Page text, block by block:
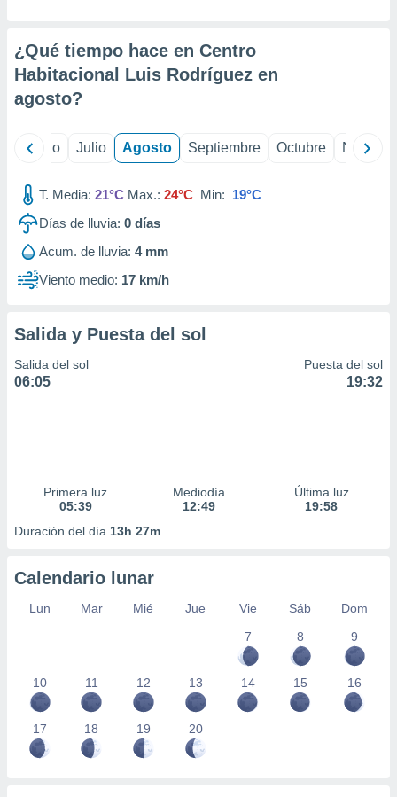
e
mediante
de
1199
¿Qué tiempo hace en Centro
Habitacional Luis Rodríguez en
agosto?
Junio Julio Agosto Septiembre Octubre
T. Media: 21°C Max.: 24°C Min: 19°C
Días de lluvia: 0 días
Acum. de lluvia: 4 mm
Viento medio: 17 km/h
Salida y Puesta del sol
Salida del sol
06:05
Puesta del sol
19:32
Primera luz
05:39
Mediodía
12:49
Última luz
19:58
Duración del día 13h 27m
Calendario lunar
Lun Mar Mié Jue Vie Sáb
Dom
7
8 9
10 11 12 13 14 15 16
17 18 19 20